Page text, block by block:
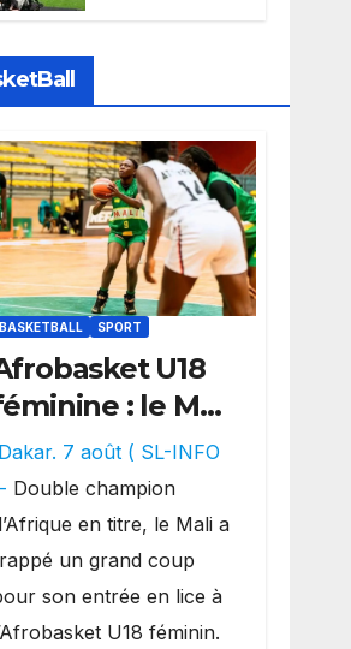
Sports perd la
Liga
BASKETBALL SPORT
U18
: le Mali
réalise un
festival
et
une
défaite
Bénin.
Dakar. 7 août ( SL-INFO
Double champion
en titre, le Mali a
un grand coup
son entrée en lice à
U18 féminin.